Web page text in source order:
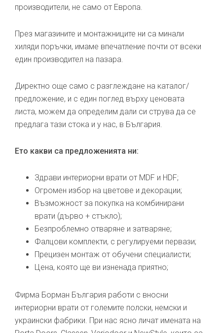
производители, не само от Европа.
През магазините и монтажниците ни са минали
хиляди поръчки, имаме впечатление почти от всеки
един производител на пазара.
Директно още само с разглеждане на каталог/
предложение, и с един поглед върху ценовата
листа, можем да определим дали си струва да се
предлага тази стока и у нас, в България.
Ето какви са предложенията ни:
Здрави интериорни врати от MDF и HDF;
Огромен избор на цветове и декорации;
Възможност за покупка на комбинирани
врати (дърво + стъкло);
Безпроблемно отваряне и затваряне;
Фалцови комплекти, с регулируеми первази;
Прецизен монтаж от обучени специалисти;
Цена, която ще ви изненада приятно;
Фирма Борман България работи с вносни
интериорни врати от големите полски, немски и
украински фабрики. При нас ясно личат имената на